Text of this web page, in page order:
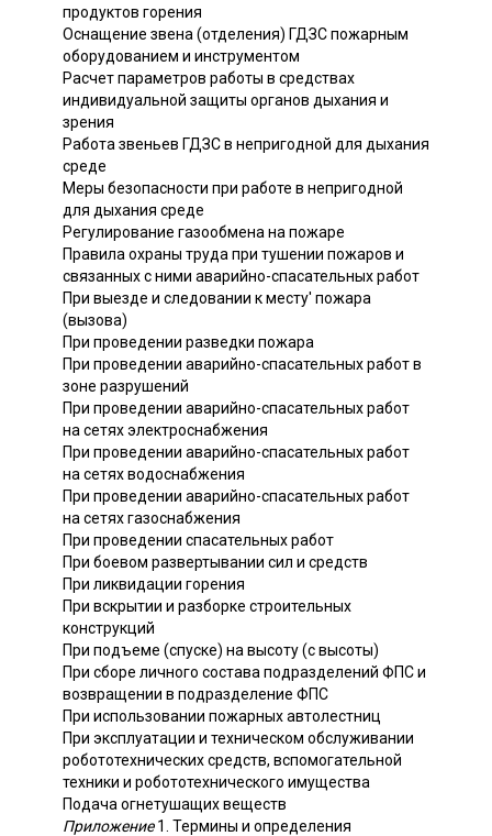
продуктов горения
Оснащение звена (отделения) ГДЗС пожарным
оборудованием и инструментом
Расчет параметров работы в средствах
индивидуальной защиты органов дыхания и
зрения
Работа звеньев ГДЗС в непригодной для дыхания
среде
Меры безопасности при работе в непригодной
для дыхания среде
Регулирование газообмена на пожаре
Правила охраны труда при тушении пожаров и
связанных с ними аварийно-спасательных работ
При выезде и следовании к месту' пожара
(вызова)
При проведении разведки пожара
При проведении аварийно-спасательных работ в
зоне разрушений
При проведении аварийно-спасательных работ
на сетях электроснабжения
При проведении аварийно-спасательных работ
на сетях водоснабжения
При проведении аварийно-спасательных работ
на сетях газоснабжения
При проведении спасательных работ
При боевом развертывании сил и средств
При ликвидации горения
При вскрытии и разборке строительных
конструкций
При подъеме (спуске) на высоту (с высоты)
При сборе личного состава подразделений ФПС и
возвращении в подразделение ФПС
При использовании пожарных автолестниц
При эксплуатации и техническом обслуживании
робототехнических средств, вспомогательной
техники и робототехнического имущества
Подача огнетушащих веществ
Приложение1. Термины и определения